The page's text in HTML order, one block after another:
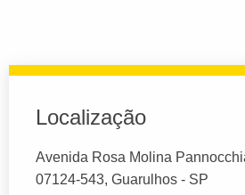
Localização
Avenida Rosa Molina
07124-543, Guarulhos - SP